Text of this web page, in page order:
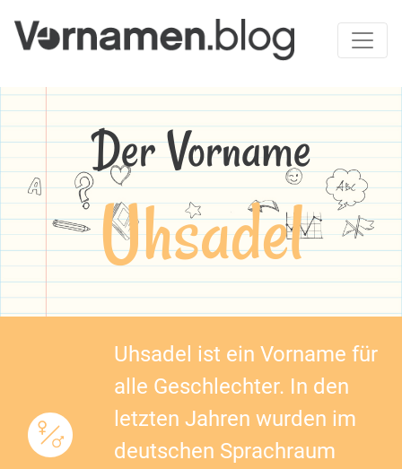
Der Vorname
Uhsadel
Uhsadel ist ein Vorname für
alle Geschlechter. In den
letzten Jahren wurden im
deutschen Sprachraum